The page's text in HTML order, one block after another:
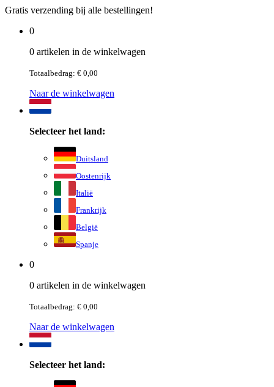
Gratis verzending bij alle bestellingen!
0
0 artikelen in de winkelwagen
Totaalbedrag: € 0,00
Naar de winkelwagen
Selecteer het land:
Duitsland
Oostenrijk
Italië
Frankrijk
België
Spanje
0
0 artikelen in de winkelwagen
Totaalbedrag: € 0,00
Naar de winkelwagen
Selecteer het land: